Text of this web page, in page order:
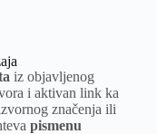
iz objavljenog
i aktivan link ka
značenja ili
pismenu